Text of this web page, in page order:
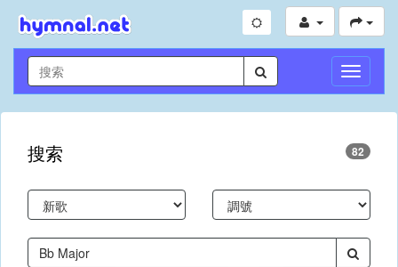
切
換
導
搜索 82